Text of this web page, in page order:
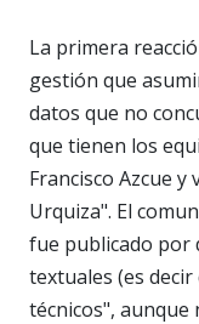
La primera
gestión que
datos que no
que tienen los
Francisco Azcue
Urquiza". El
fue publicado por
textuales (es
técnicos",